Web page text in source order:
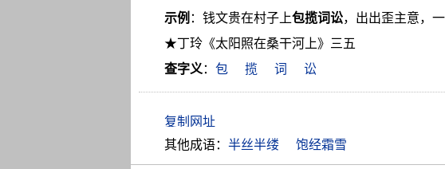
示例 ：钱文贵在村子上包揽词讼，出出歪主意，
★丁玲《太阳照在桑干河上》三五
查字义 ： 包 揽 词 讼
其他成语： 半丝半缕 饱经霜雪